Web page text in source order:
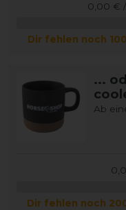
0,00 € /
Dir fehlen noch
...
Ab
Dir fehlen noch